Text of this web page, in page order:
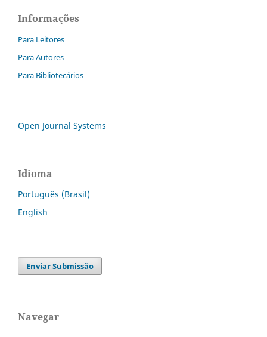
Informações
Para Leitores
Para Autores
Para Bibliotecários
Open Journal Systems
Idioma
Português (Brasil)
English
Enviar Submissão
Navegar